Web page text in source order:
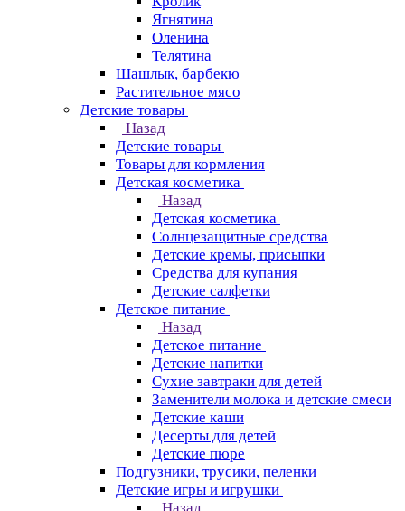
Ягнятина
Оленина
Телятина
Шашлык, барбекю
Растительное мясо
Детские товары
Назад
Детские товары
Товары для кормления
Детская косметика
Назад
Детская косметика
Солнцезащитные средства
Детские кремы, присыпки
Средства для купания
Детские салфетки
Детское питание
Назад
Детское питание
Детские напитки
Сухие завтраки для детей
Заменители молока и детские смеси
Детские каши
Десерты для детей
Детские пюре
Подгузники, трусики, пеленки
Детские игры и игрушки